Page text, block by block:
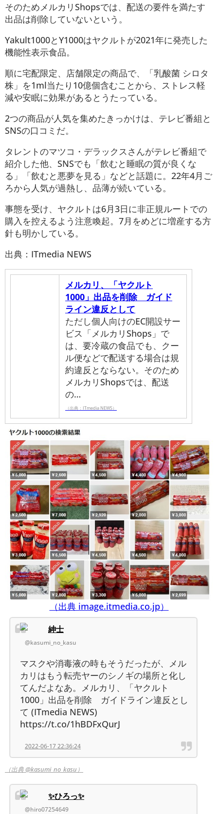
そのためメルカリShopsでは、配送の要件を満たす
出品は削除していないという。
Yakult1000とY1000はヤクルトが2021年に発売した
機能性表示食品。
順に宅配限定、店舗限定の商品で、「乳酸菌 シロタ
株」を1ml当たり10億個含むことから、ストレス軽
減や安眠に効果があるとうたっている。
2つの商品が人気を集めたきっかけは、テレビ番組と
SNSの口コミだ。
タレントのマツコ・デラックスさんがテレビ番組で
紹介した他、SNSでも「飲むと睡眠の質が良くな
る」「飲むと悪夢を見る」などと話題に。22年4月ご
ろから人気が過熱し、品薄が続いている。
事態を受け、ヤクルトは6月3日に非正規ルートでの
購入を控えるよう注意喚起。7月をめどに増産する方
針も明かしている。
出典：ITmedia NEWS
メルカリ、「ヤクルト
1000」出品を削除 ガイド
ライン違反として
ただし個人向けのEC開設サー
ビス「メルカリShops」で
は、要冷蔵の食品でも、クー
ル便などで配送する場合は規
約違反とならない。そのため
メルカリShopsでは、配送
の…
（出典：ITmedia NEWS）
（出典 image.itmedia.co.jp）
紳士
@kasumi_no_kasu
マスクや消毒液の時もそうだったが、メル
カリはもう転売ヤーのシノギの場所と化し
てんだよなあ。メルカリ、「ヤクルト
1000」出品を削除 ガイドライン違反とし
て (ITmedia NEWS)
https://t.co/1hBDFxQurJ
2022-06-17 22:36:24
（出典 @kasumi_no_kasu）
✨ひろっ✨
@hiro07254649